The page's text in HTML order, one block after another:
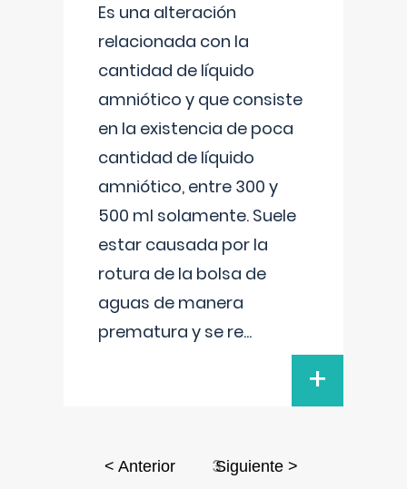
Es una alteración
relacionada con la
cantidad de líquido
amniótico y que consiste
en la existencia de poca
cantidad de líquido
amniótico, entre 300 y
500 ml solamente. Suele
estar causada por la
rotura de la bolsa de
aguas de manera
prematura y se re...
+
< Anterior 3Siguiente >